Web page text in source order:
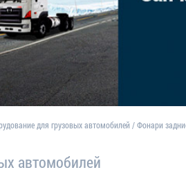
для грузовых автомобилей /Фонари
автомобилей